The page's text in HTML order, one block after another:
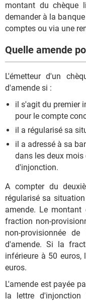
montant du chèque
demander à la
comptes ou via une
Quelle amende
L'émetteur d'un
d'amende si :
il s'agit du premier
pour le compte
il a régularisé sa
il a adressé à sa
dans les deux
d'injonction.
A compter du
régularisé sa
amende. Le
fraction non-
non-provisionnée
d'amende. Si la
inférieure à 50
euros.
L'amende est payée
la lettre